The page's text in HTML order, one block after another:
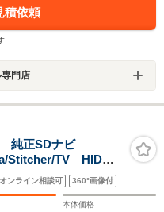
積依頼
門店
純正SDナビ
Stitcher/TV HIDヘ
インチ 電動格納
オンライン相談可 360°画像付
本体価格